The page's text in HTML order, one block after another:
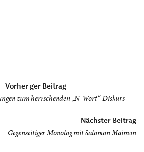
Vorheriger Beitrag
zum herrschenden „N-Wort“-Diskurs
Nächster Beitrag
Gegenseitiger Monolog mit Salomon Maimon